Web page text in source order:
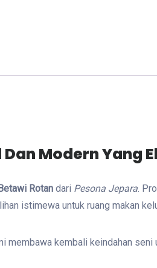
Modern Yang
Rotan dari Pesona Jepara.
istimewa untuk ruang makan
kembali keindahan seni